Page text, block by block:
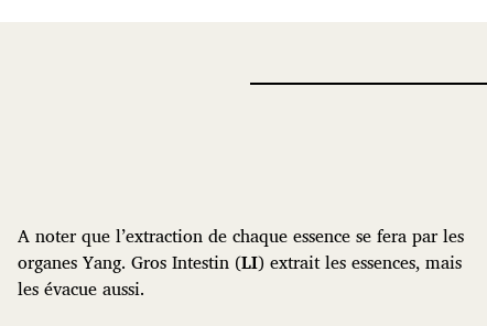
A noter que l’extraction de chaque essence se fera par les
organes Yang. Gros Intestin (LI) extrait les essences, mais
les évacue aussi.